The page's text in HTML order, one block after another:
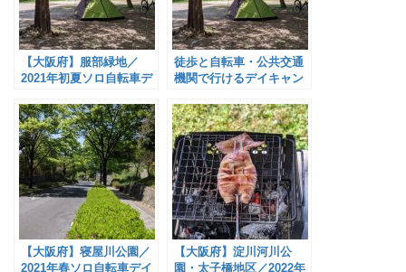
【大阪府】服部緑地／
2021年初夏ソロ自転車デ
編〜
徒歩と自転車・公共交通
機関で行けるデイキャン
×5【2025年5月版】
【大阪府】寝屋川公園／
2021年春ソロ自転車デイ
【大阪府】淀川河川公
園・太子橋地区／2022年